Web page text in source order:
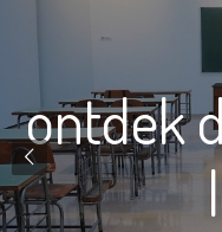
ontdek